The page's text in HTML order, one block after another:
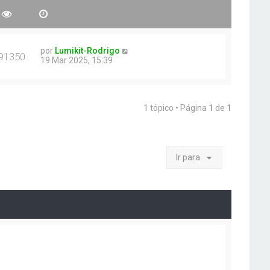
por Lumikit-Rodrigo
19 Mar 2025, 15:39
1 tópico • Página 1 de 1
Ir para